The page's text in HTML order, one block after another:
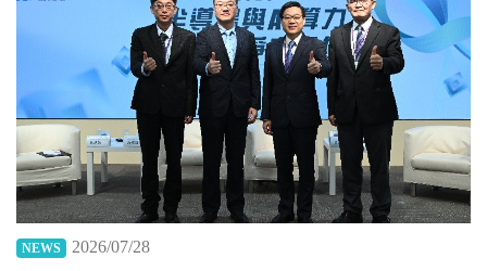
NEWS 2026/07/28